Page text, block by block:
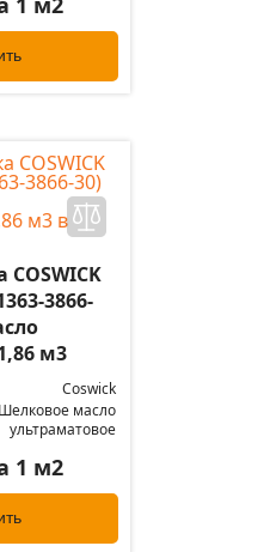
3866-
м3
Coswick
Шелковое масло
ультраматовое
1 м2